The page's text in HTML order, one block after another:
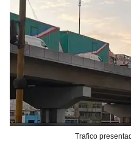
Trafico